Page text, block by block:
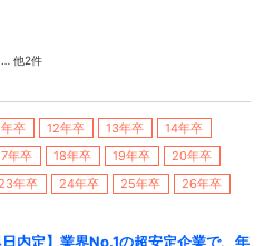
他2件
年卒 12年卒 13年卒
14年卒
年卒 18年卒 19年卒
20年卒
年卒 24年卒 25年卒
26年卒
日内定】業界No.1の超安定企業で、年